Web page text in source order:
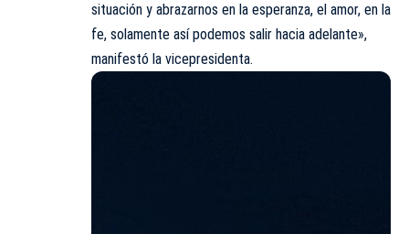
situación y abrazarnos en la esperanza, el amor, en la
fe, solamente así podemos salir hacia adelante»,
manifestó la vicepresidenta.